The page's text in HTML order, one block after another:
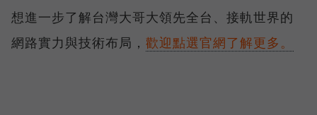
想進一步了解台灣大哥大領先全台、接軌世界的
網路實力與技術布局， 歡迎點選官網了解更多。